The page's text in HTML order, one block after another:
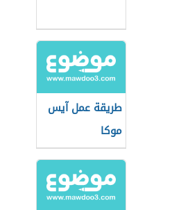
طريقة عمل آيس
موكا